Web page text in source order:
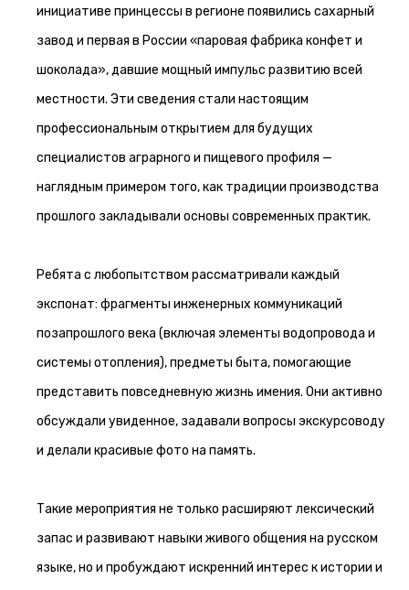
инициативе принцессы в регионе появились сахарный
завод и первая в России «паровая фабрика конфет и
шоколада», давшие мощный импульс развитию всей
местности. Эти сведения стали настоящим
профессиональным открытием для будущих
специалистов аграрного и пищевого профиля —
наглядным примером того, как традиции производства
прошлого закладывали основы современных практик.
Ребята с любопытством рассматривали каждый
экспонат: фрагменты инженерных коммуникаций
позапрошлого века (включая элементы водопровода и
системы отопления), предметы быта, помогающие
представить повседневную жизнь имения. Они активно
обсуждали увиденное, задавали вопросы экскурсоводу
и делали красивые фото на память.
Такие мероприятия не только расширяют лексический
запас и развивают навыки живого общения на русском
языке, но и пробуждают искренний интерес к истории и